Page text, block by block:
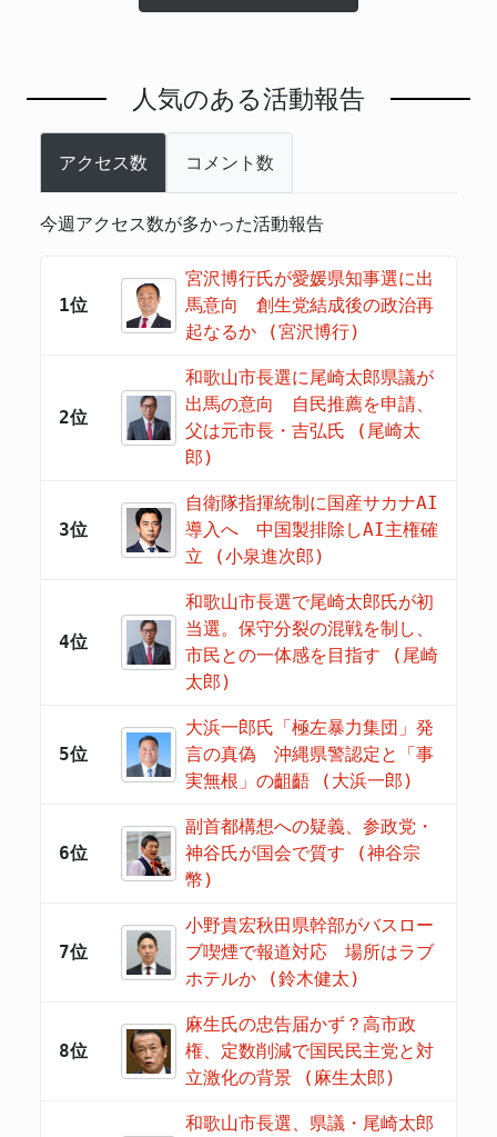
人気のある活動報告
アクセス数 コメント数
今週アクセス数が多かった活動報告
1位
宮沢博行氏が愛媛県知事選に出
馬意向 創生党結成後の政治再
起なるか (宮沢博行)
2位
和歌山市長選に尾崎太郎県議が
出馬の意向 自民推薦を申請、
父は元市長・吉弘氏 (尾崎太
郎)
3位
自衛隊指揮統制に国産サカナAI
導入へ 中国製排除しAI主権確
立 (小泉進次郎)
4位
和歌山市長選で尾崎太郎氏が初
当選。保守分裂の混戦を制し、
市民との一体感を目指す (尾崎
太郎)
5位
大浜一郎氏「極左暴力集団」発
言の真偽 沖縄県警認定と「事
実無根」の齟齬 (大浜一郎)
6位
副首都構想への疑義、参政党・
神谷氏が国会で質す (神谷宗
幣)
7位
小野貴宏秋田県幹部がバスロー
ブ喫煙で報道対応 場所はラブ
ホテルか (鈴木健太)
8位
麻生氏の忠告届かず？高市政
権、定数削減で国民民主党と対
立激化の背景 (麻生太郎)
和歌山市長選、県議・尾崎太郎